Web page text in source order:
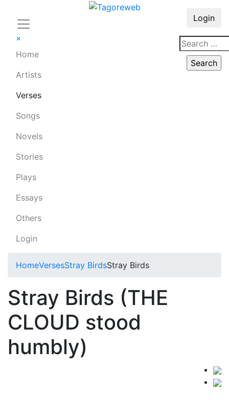
×
Home
Artists
Verses
Songs
Novels
Stories
Plays
Essays
Others
Login
Login
HomeVersesStray BirdsStray Birds
Stray Birds (THE
CLOUD stood
humbly)